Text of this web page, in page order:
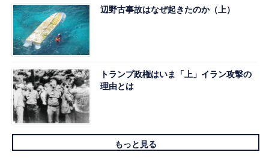
辺野古事故はなぜ起きたのか（上）
トランプ政権はいま「上」イラン攻撃の
理由とは
もっと見る